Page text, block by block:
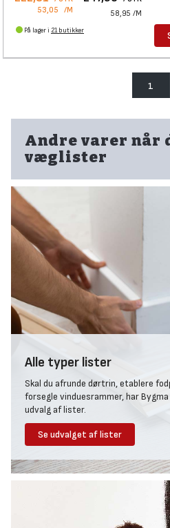
53,05 /M 58,95 /M
På lager i 21 butikker
1
Andre varer når
væglister
Alle typer lister
Skal du afrunde dørtrin, etablere
forsegle vinduesrammer, har
udvalg af lister.
Se udvalget af lister